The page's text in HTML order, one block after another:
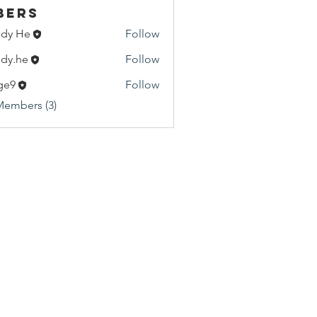
He Follow
Follow
Follow
(3)